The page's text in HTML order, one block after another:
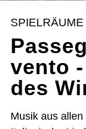
SPIELRÄUME
vento
des
Musik aus